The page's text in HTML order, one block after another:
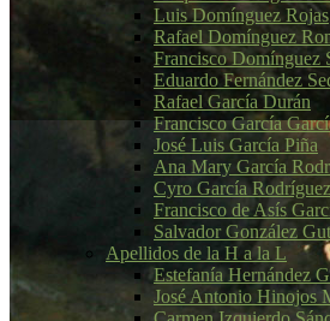
Luis Domínguez Rojas
Rafael Domínguez
Francisco Domínguez
Eduardo Fernández
Rafael García Durán
Francisco García
José Luis García Piña
Ana Mary García
Cyro García Rodríguez
Francisco de Asís
Salvador González
Apellidos de la H a la L
Estefanía Hernández
José Antonio Hinojos